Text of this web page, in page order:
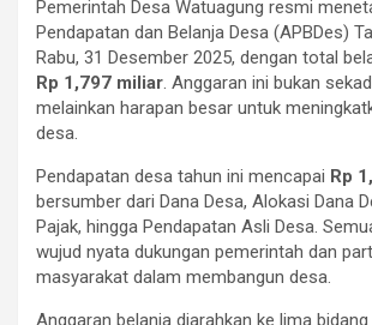
Pemerintah Desa Watuagung resmi
Pendapatan dan Belanja Desa (APBDes)
Rabu, 31 Desember 2025, dengan total
Rp 1,797 miliar. Anggaran ini bukan
melainkan harapan besar untuk
desa.
Pendapatan desa tahun ini mencapai Rp
bersumber dari Dana Desa, Alokasi Dana
Pajak, hingga Pendapatan Asli Desa.
wujud nyata dukungan pemerintah dan
masyarakat dalam membangun desa.
Anggaran belanja diarahkan ke lima